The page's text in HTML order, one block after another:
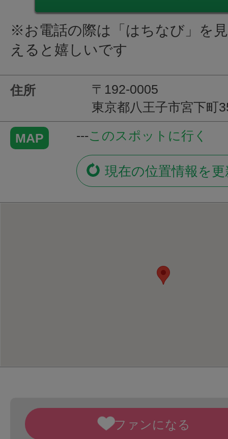
※お電話の際は「はちなび」を
えると嬉しいです
住所
〒192-0005
東京都八王子市宮下町
MAP ---このスポットに行く
現在の位置情報を